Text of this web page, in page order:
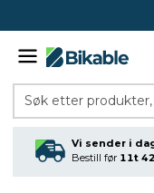
Søk etter
Vi sender i
Bestill før 11t